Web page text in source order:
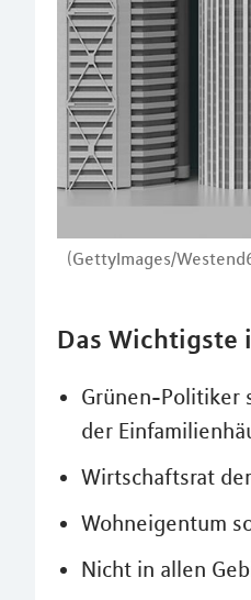
(GettyImages/
Das Wichtigste
Grünen-Politiker
der
Wirtschaftsrat
Wohneigentum
Nicht in allen